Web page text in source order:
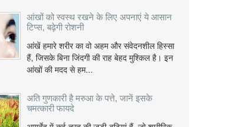
आंखों को स्वस्थ रखने के लिए अपनाएं ये आसान
टिप्स, बढ़ेगी रोशनी
आंखें हमारे शरीर का वो अहम और संवेदनशील हिस्सा
हैं, जिसके बिना जिंदगी की राह बेहद मुश्किल है। इन
आंखों की मदद से हम...
अति गुणकारी है मरुआ के पत्ते, जानें इसके
चमत्कारी फायदे